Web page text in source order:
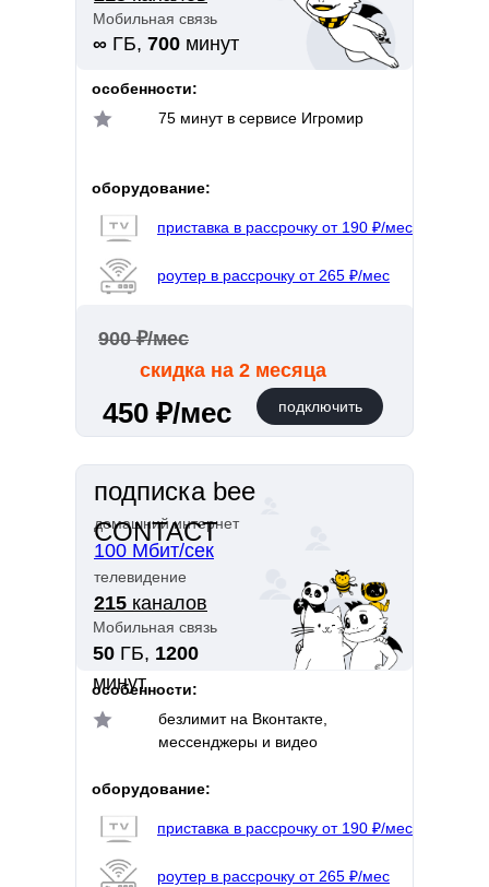
подписка bee
CONTACT
домашний интернет
телевидение
Мобильная связь
100 Мбит/сек
215 каналов
50 ГБ, 1200
минут
безлимит на Вконтакте,
мессенджеры и видео
приставка в рассрочку от 190 ₽/мес
роутер в рассрочку от 265 ₽/мес
оборудование:
особенности:
Мобильная связь
подключить
∞ ГБ, 700 минут
450 ₽/мес
75 минут в сервисе Игромир
приставка в рассрочку от 190 ₽/мес
роутер в рассрочку от 265 ₽/мес
оборудование:
особенности:
900 ₽/мес
скидка на 2 месяца